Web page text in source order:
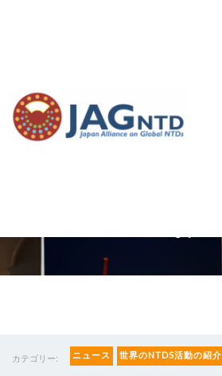
【ウェビナー
Vector
カテゴリー: ニュース 世界のNTDS活動の紹介